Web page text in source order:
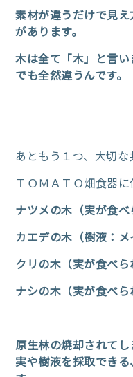
素材が違うだけで見
があります。
木は全て「木」と言い
でも全然違うんです。
あともう１つ、大切な
ＴＯＭＡＴＯ畑食器に
ナツメの木（実が食べ
カエデの木（樹液：メ
クリの木（実が食べら
ナシの木（実が食べら
原生林の焼却されて
実や樹液を採取でき